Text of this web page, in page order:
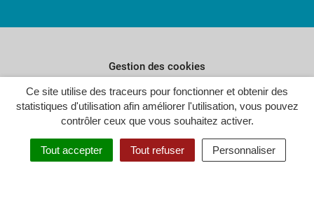
Ce site utilise des traceurs pour fonctionner et obtenir des
statistiques d'utilisation afin améliorer l'utilisation, vous pouvez
contrôler ceux que vous souhaitez activer.
Tout accepter Tout refuser Personnaliser
Gestion des cookies
Plan du site
Politique de confidentialité
Crédits